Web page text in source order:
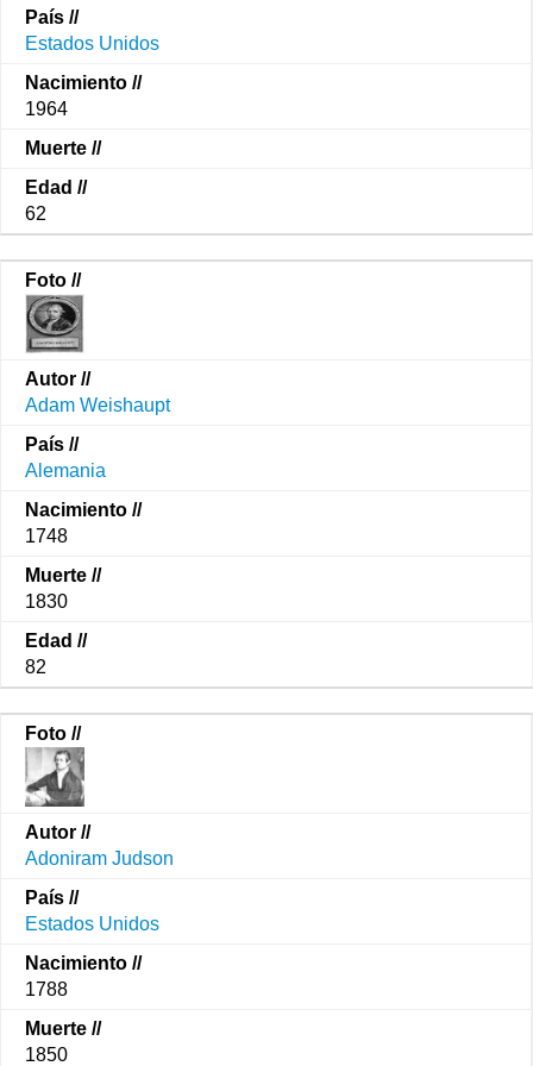
Estados Unidos
1964
62
Adam Weishaupt
Alemania
1748
1830
82
Adoniram Judson
Estados Unidos
1788
1850